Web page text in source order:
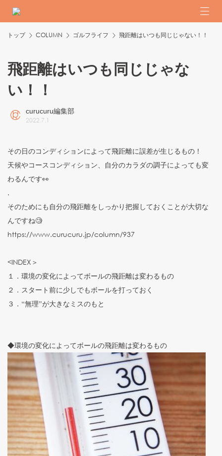
トップ COLUMN ゴルフライフ 飛距離はいつも同じじゃない！！
飛距離はいつも同じじゃな
い！！
curucuru編集部
2022.7.1
その日のコンディションによって飛距離に誤差が生じるもの！
天候やコースコンディション、自分のカラダの調子によっても変
わるんです👀
.
そのためにも自分の飛距離をしっかり把握しておくことが大切な
んですね🧐
https://www.curucuru.jp/column/937
<INDEX＞
１．環境の変化によってボールの飛距離は変わるもの
２．スタート前に少しでもボールを打っておく
３．“無理”が大きなミスのもと
◆環境の変化によってボールの飛距離は変わるもの